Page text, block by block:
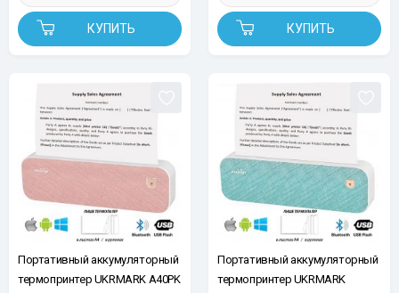
КУПИТЬ КУПИТЬ
Портативный аккумуляторный
термопринтер UKRMARK A40PK
Портативный аккумуляторный
термопринтер UKRMARK